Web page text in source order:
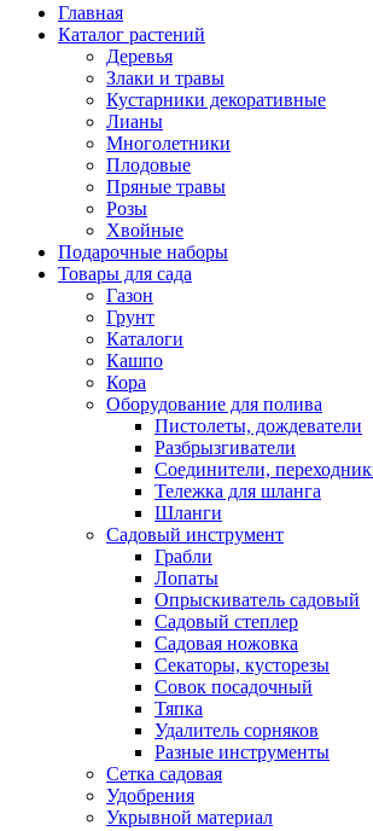
Главная
Каталог растений
Деревья
Злаки и травы
Кустарники декоративные
Лианы
Многолетники
Плодовые
Пряные травы
Розы
Хвойные
Подарочные наборы
Товары для сада
Газон
Грунт
Каталоги
Кашпо
Кора
Оборудование для полива
Пистолеты, дождеватели
Разбрызгиватели
Соединители,
Тележка для шланга
Шланги
Садовый инструмент
Грабли
Лопаты
Опрыскиватель садовый
Садовый степлер
Садовая ножовка
Секаторы, кусторезы
Совок посадочный
Тяпка
Удалитель сорняков
Разные инструменты
Сетка садовая
Удобрения
Укрывной материал